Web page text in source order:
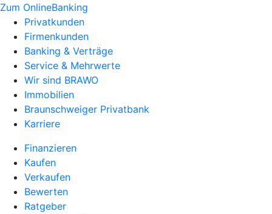
Zum OnlineBanking
Privatkunden
Firmenkunden
Banking & Verträge
Service & Mehrwerte
Wir sind BRAWO
Immobilien
Braunschweiger Privatbank
Karriere
Finanzieren
Kaufen
Verkaufen
Bewerten
Ratgeber